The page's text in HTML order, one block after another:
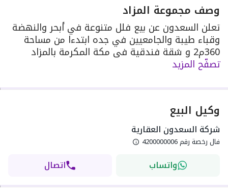
وصف مجموعة المزاد
تعلن السعدون عن بيع فلل متنوعة في أبحر والنهضة
وقباء طيبة والجامعيين في جده ابتدءا من مساحة
360م2 و شقة فندقية في مكة المكرمة بالمزاد
العلني الالكتروني ، شركة السعدون العقارية رقم
الهيئــة العــامة للعقــار برقـم 5157
تصفّح المزيد
وكيل البيع
شركة السعدون العقارية
فال رخصة رقم4200000006
واتساب اتصال